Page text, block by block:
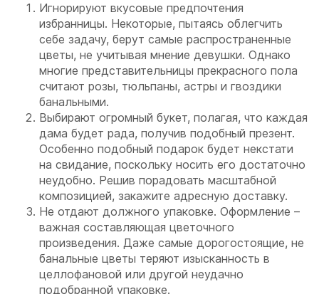
Игнорируют вкусовые предпочтения
избранницы. Некоторые, пытаясь облегчить
себе задачу, берут самые распространенные
цветы, не учитывая мнение девушки. Однако
многие представительницы прекрасного пола
считают розы, тюльпаны, астры и гвоздики
банальными.
Выбирают огромный букет, полагая, что каждая
дама будет рада, получив подобный презент.
Особенно подобный подарок будет некстати
на свидание, поскольку носить его достаточно
неудобно. Решив порадовать масштабной
композицией, закажите адресную доставку.
Не отдают должного упаковке. Оформление –
важная составляющая цветочного
произведения. Даже самые дорогостоящие, не
банальные цветы теряют изысканность в
целлофановой или другой неудачно
подобранной упаковке.